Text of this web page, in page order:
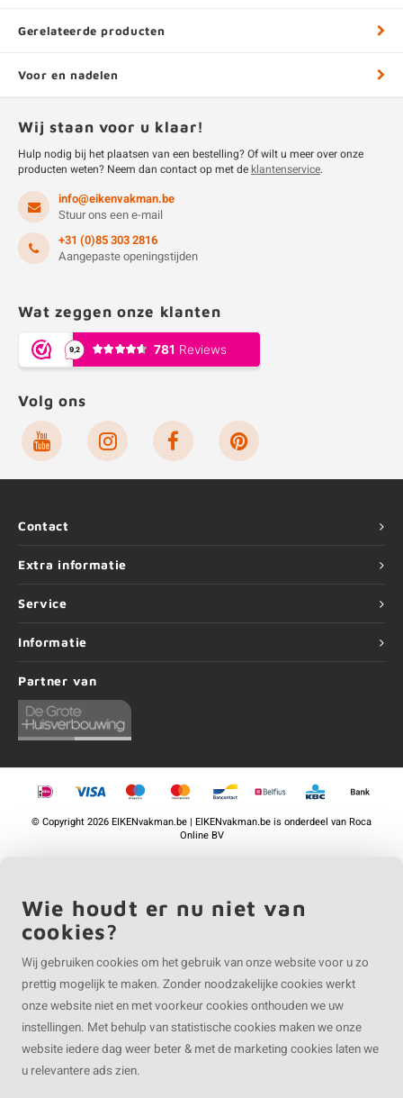
Gerelateerde producten
Voor en nadelen
Wij staan voor u klaar!
Hulp nodig bij het plaatsen van een bestelling? Of wilt u meer over onze
producten weten? Neem dan contact op met deklantenservice.
info@eikenvakman.be
Stuur ons een e-mail
+31 (0)85 303 2816
Aangepaste openingstijden
Wat zeggen onze klanten
Volg ons
Contact
Extra informatie
Service
Informatie
Partner van
©Copyright2026 EIKENvakman.be | EIKENvakman.be is onderdeel vanRoca
Online BV
Wie houdt er nu niet van
cookies?
Wij gebruiken cookies om het gebruik van onze website voor u zo
prettig mogelijk te maken. Zonder noodzakelijke cookies werkt
onze website niet en met voorkeur cookies onthouden we uw
instellingen. Met behulp van statistische cookies maken we onze
website iedere dag weer beter & met de marketing cookies laten we
u relevantere ads zien.